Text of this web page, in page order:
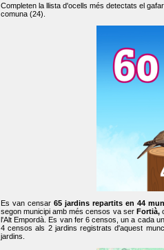
Completen la llista d'ocells més detectats el
comuna (24).
Es van censar65 jardins repartits en 44
segon municipi amb més censos va ser Fortià,
l'Alt Empordà. Es van fer 6 censos, un a cada
4 censos als 2 jardins registrats d'aquest
jardins.